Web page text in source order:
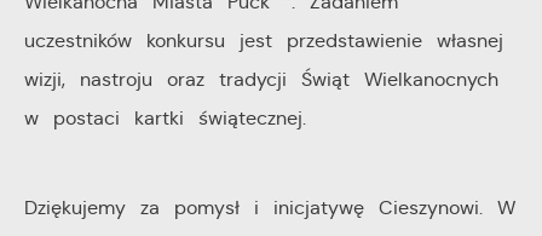
uczestników konkursu jest przedstawienie własnej
wizji, nastroju oraz tradycji Świąt Wielkanocnych
w postaci kartki świątecznej.
Dziękujemy za pomysł i inicjatywę Cieszynowi. W
w zakresie wykorzystywania witryny internetowej,
miejsca oraz częstotliwości, z jaką odwiedzane są
Więcej
Dzięki reklamowym plikom cookies prezentujemy Ci